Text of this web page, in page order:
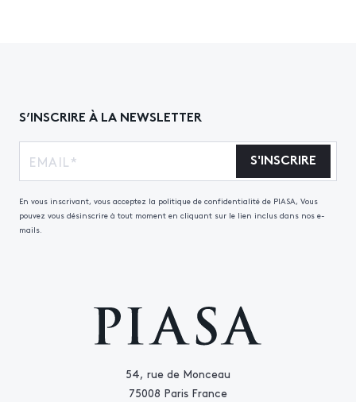
54, rue de Monceau
75008 Paris France
S’INSCRIRE À LA NEWSLETTER
S'INSCRIRE
En vous inscrivant, vous acceptez la politique de confidentialité de PIASA, Vous
pouvez vous désinscrire à tout moment en cliquant sur le lien inclus dans nos e-
mails.